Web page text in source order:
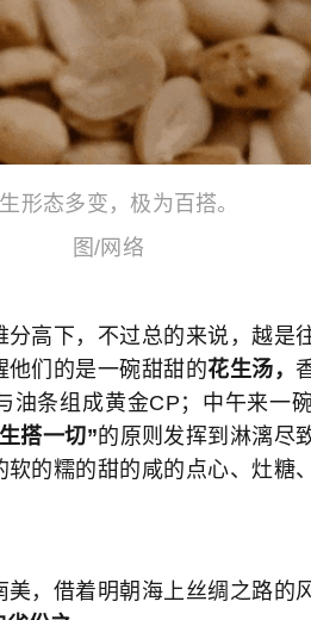
形态多变，极为百搭。
图/网络
高下，不过总的来说，越是
他们的是一碗甜甜的花生汤，
油条组成黄金CP；中午来一
搭一切”的原则发挥到淋漓尽
软的糯的甜的咸的点心、灶糖
，借着明朝海上丝绸之路的